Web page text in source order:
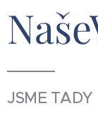
JSME TADY